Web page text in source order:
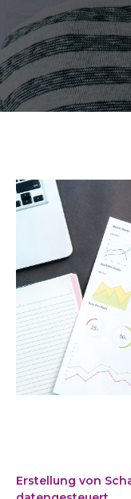
Erstellung von